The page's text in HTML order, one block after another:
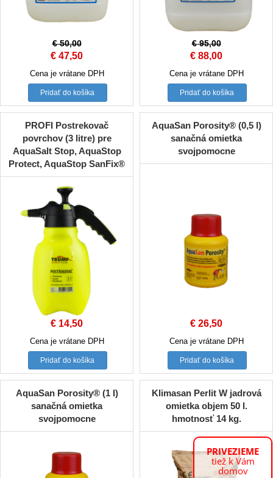
€50,00
Original
price
was:
€ 50,00.
€ 47,50Current
price
is:
€ 47,50.
Cena je vrátane DPH
Pridať do košíka
€95,00
Original
price
was:
€ 95,00.
€ 88,00Current
price
is:
€ 88,00.
Cena je vrátane DPH
Pridať do košíka
PROFI Postrekovač
povrchov (3 litre) pre
AquaSalt Stop, AquaStop
Protect, AquaStop SanFix®
€ 14,50
Cena je vrátane DPH
Pridať do košíka
AquaSan Porosity® (0,5 l)
sanačná omietka
svojpomocne
€ 26,50
Cena je vrátane DPH
Pridať do košíka
AquaSan Porosity® (1 l)
sanačná omietka
svojpomocne
Klimasan Perlit W jadrová
omietka objem 50 l.
hmotnosť 14 kg.
PRIVEZIEME
tiež k Vám
domov